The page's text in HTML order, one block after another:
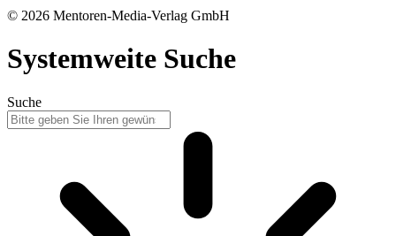
© 2026 Mentoren-Media-Verlag GmbH
Systemweite Suche
Suche